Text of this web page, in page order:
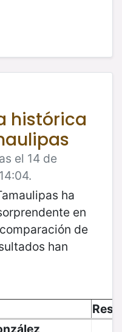
histórica
el 14 de
ha
en
de
han